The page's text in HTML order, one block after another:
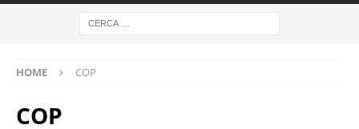
HOME COP
COP